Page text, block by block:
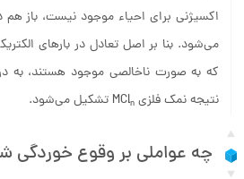
اکسیژنی برای احیاء موجود نیست، باز
می‌شود. بنا بر اصل تعادل در بارهای
که به ‌صورت ناخالصی موجود هستند، به
نتیجه نمک فلزی MCl n تشکیل می‌شود.
چه عواملی بر وقوع خوردگی